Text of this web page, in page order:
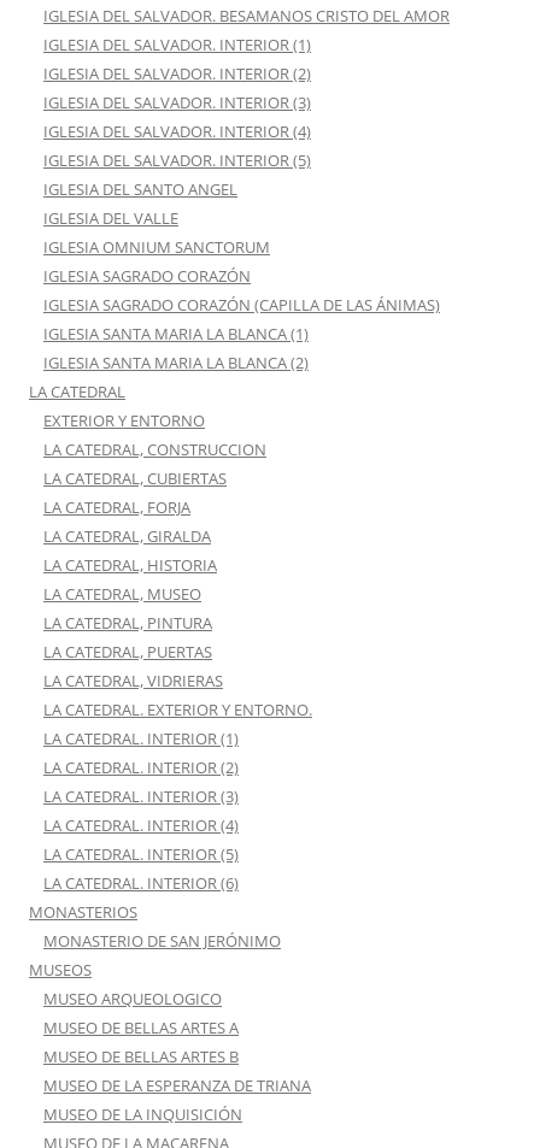
IGLESIA DEL SALVADOR. BESAMANOS CRISTO DEL AMOR
IGLESIA DEL SALVADOR. INTERIOR (1)
IGLESIA DEL SALVADOR. INTERIOR (2)
IGLESIA DEL SALVADOR. INTERIOR (3)
IGLESIA DEL SALVADOR. INTERIOR (4)
IGLESIA DEL SALVADOR. INTERIOR (5)
IGLESIA DEL SANTO ANGEL
IGLESIA DEL VALLE
IGLESIA OMNIUM SANCTORUM
IGLESIA SAGRADO CORAZÓN
IGLESIA SAGRADO CORAZÓN (CAPILLA DE LAS ÁNIMAS)
IGLESIA SANTA MARIA LA BLANCA (1)
IGLESIA SANTA MARIA LA BLANCA (2)
LA CATEDRAL
EXTERIOR Y ENTORNO
LA CATEDRAL, CONSTRUCCION
LA CATEDRAL, CUBIERTAS
LA CATEDRAL, FORJA
LA CATEDRAL, GIRALDA
LA CATEDRAL, HISTORIA
LA CATEDRAL, MUSEO
LA CATEDRAL, PINTURA
LA CATEDRAL, PUERTAS
LA CATEDRAL, VIDRIERAS
LA CATEDRAL. EXTERIOR Y ENTORNO.
LA CATEDRAL. INTERIOR (1)
LA CATEDRAL. INTERIOR (2)
LA CATEDRAL. INTERIOR (3)
LA CATEDRAL. INTERIOR (4)
LA CATEDRAL. INTERIOR (5)
LA CATEDRAL. INTERIOR (6)
MONASTERIOS
MONASTERIO DE SAN JERÓNIMO
MUSEOS
MUSEO ARQUEOLOGICO
MUSEO DE BELLAS ARTES A
MUSEO DE BELLAS ARTES B
MUSEO DE LA ESPERANZA DE TRIANA
MUSEO DE LA INQUISICIÓN
MUSEO DE LA MACARENA